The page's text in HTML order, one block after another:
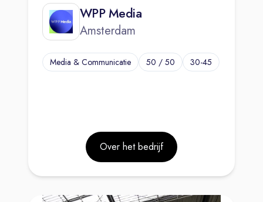
WPP Media
Amsterdam
Media & Communicatie 50 / 50 30-45
Over het bedrijf